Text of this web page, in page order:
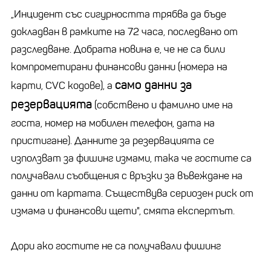
„Инцидент със сигурността трябва да бъде
докладван в рамките на 72 часа, последвано от
разследване. Добрата новина е, че не са били
компрометирани финансови данни (номера на
карти, CVC кодове), а само данни за
резервацията (собствено и фамилно име на
госта, номер на мобилен телефон, дата на
пристигане). Данните за резервацията се
използват за фишинг измами, така че гостите са
получавали съобщения с връзки за въвеждане на
данни от картата. Съществува сериозен риск от
измама и финансови щети", смята експертът.
Дори ако гостите не са получавали фишинг